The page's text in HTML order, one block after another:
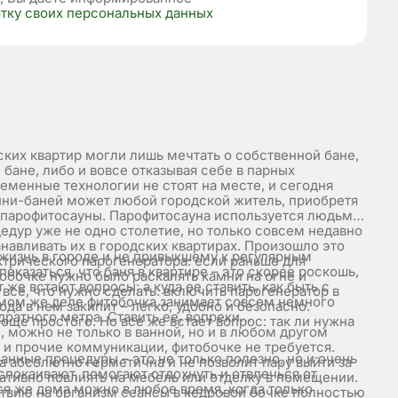
своих персональных данных
квартир могли лишь мечтать о собственной бане,
либо и вовсе отказывая себе в парных
технологии не стоят на месте, и сегодня
баней может любой городской житель, приобретя
Парофитосауна используется людьми
уже не одно столетие, но только совсем недавно
их в городских квартирах. Произошло это
парогенератора: если раньше для
нужно было раскалять камни на огне и
что нужно сделать: включить парогенератор в
в нем закипит – легко, удобно и безопасно.
простого. Но все же встает вопрос: так ли нужна
в городе и не привыкшему к регулярным
что баня в квартире – это скорее роскошь,
встают вопросы: а куда ее ставить, как быть с
же деле фитобочка занимает совсем немного
метра. Ставить ее, вопреки
не только в ванной, но и в любом другом
прочие коммуникации, фитобочке не требуется.
абсолютно герметична и не позволит пару выйти за
повлиять на мебель или отделку в помещении.
на организм сеансы в кедровой бочке полностью
процедуры – это не только полезно, но и очень
помогают отдохнуть и отвлечься от
же дома можно в любое время, когда только